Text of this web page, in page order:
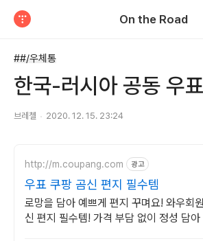
On the Road
##/우체통
한국-러시아 공동 우표
브레첼 2020. 12. 15. 23:24
http://m.coupang.com 광고
우표 쿠팡 곰신 편지 필수템
로망을 담아 예쁘게 편지 꾸며요! 와우회
신 편지 필수템! 가격 부담 없이 정성 담